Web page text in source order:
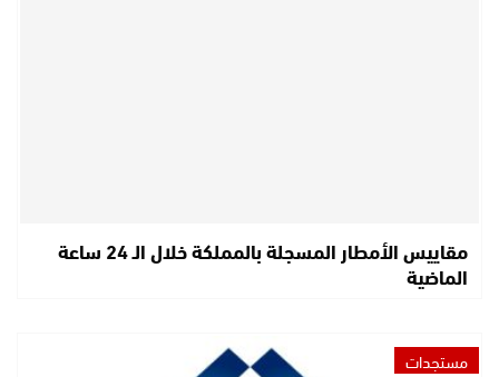
مقاييس الأمطار المسجلة بالمملكة خلال الـ 24 ساعة
الماضية
مستجدات